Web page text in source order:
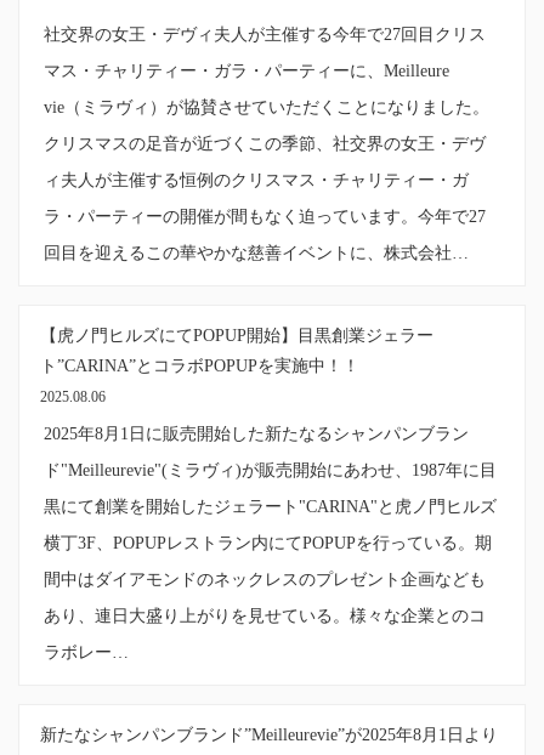
社交界の女王・デヴィ夫人が主催する今年で27回目クリス
マス・チャリティー・ガラ・パーティーに、Meilleure
vie（ミラヴィ）が協賛させていただくことになりました。
クリスマスの足音が近づくこの季節、社交界の女王・デヴ
ィ夫人が主催する恒例のクリスマス・チャリティー・ガ
ラ・パーティーの開催が間もなく迫っています。今年で27
回目を迎えるこの華やかな慈善イベントに、株式会社…
【虎ノ門ヒルズにてPOPUP開始】目黒創業ジェラー
ト”CARINA”とコラボPOPUPを実施中！！
2025.08.06
2025年8月1日に販売開始した新たなるシャンパンブラン
ド"Meilleurevie"(ミラヴィ)が販売開始にあわせ、1987年に目
黒にて創業を開始したジェラート"CARINA"と虎ノ門ヒルズ
横丁3F、POPUPレストラン内にてPOPUPを行っている。期
間中はダイアモンドのネックレスのプレゼント企画なども
あり、連日大盛り上がりを見せている。様々な企業とのコ
ラボレー…
新たなシャンパンブランド”Meilleurevie”が2025年8月1日より